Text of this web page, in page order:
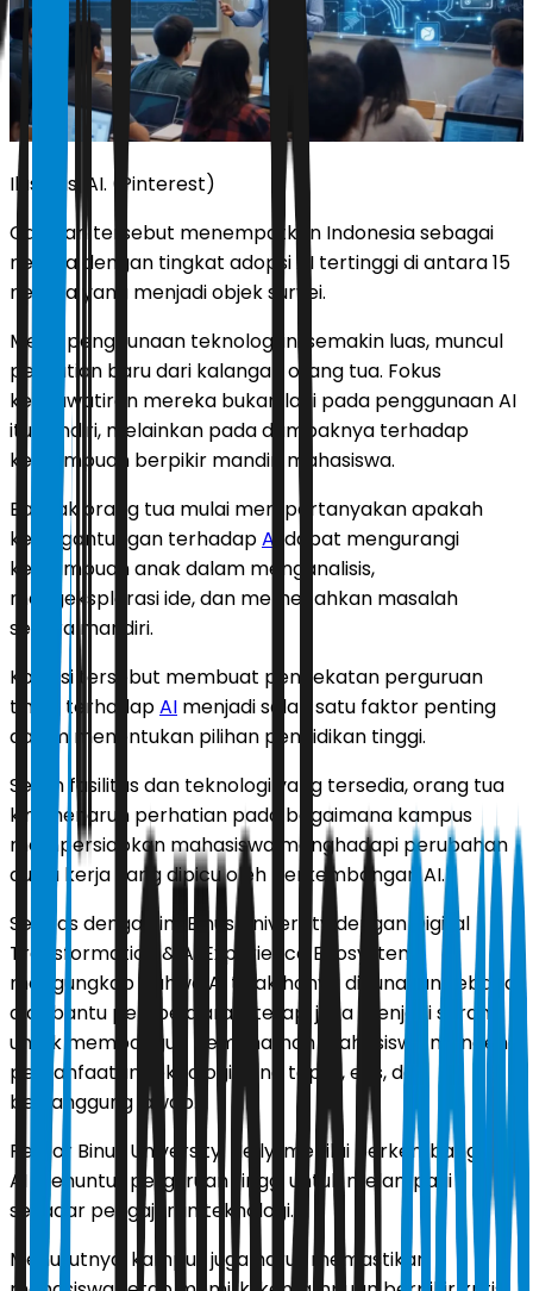
Ilustrasi AI. (Pinterest)
Capaian tersebut menempatkan Indonesia sebagai
negara dengan tingkat adopsi AI tertinggi di antara 15
negara yang menjadi objek survei.
Meski penggunaan teknologi ini semakin luas, muncul
perhatian baru dari kalangan orang tua. Fokus
kekhawatiran mereka bukan lagi pada penggunaan AI
itu sendiri, melainkan pada dampaknya terhadap
kemampuan berpikir mandiri mahasiswa.
Banyak orang tua mulai mempertanyakan apakah
ketergantungan terhadapAI dapat mengurangi
kemampuan anak dalam menganalisis,
mengeksplorasi ide, dan memecahkan masalah
secara mandiri.
Kondisi tersebut membuat pendekatan perguruan
tinggi terhadapAI menjadi salah satu faktor penting
dalam menentukan pilihan pendidikan tinggi.
Selain fasilitas dan teknologi yang tersedia, orang tua
kini menaruh perhatian pada bagaimana kampus
mempersiapkan mahasiswa menghadapi perubahan
dunia kerja yang dipicu oleh perkembangan AI.
Selaras dengan ini, Binus University dengan Digital
Transformation & AI Experience Ecosystem
mengungkap bahwa AI tidak hanya digunakan sebagai
alat bantu pembelajaran, tetapi juga menjadi sarana
untuk membangun pemahaman mahasiswa mengenai
pemanfaatan teknologi yang tepat, etis, dan
bertanggung jawab.
Rektor Binus University, Nelly, menilai perkembangan
AI menuntut perguruan tinggi untuk melampaui
sekadar pengajaran teknologi.
Menurutnya, kampus juga harus memastikan